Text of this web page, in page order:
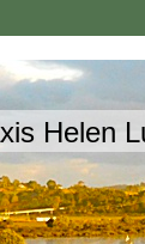
Helen